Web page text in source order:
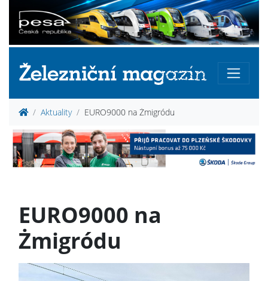
Aktuality EURO9000 na Żmigródu
EURO9000 na
Żmigródu